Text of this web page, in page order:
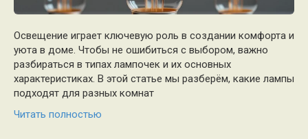
Освещение играет ключевую роль в создании комфорта и
уюта в доме. Чтобы не ошибиться с выбором, важно
разбираться в типах лампочек и их основных
характеристиках. В этой статье мы разберём, какие лампы
подходят для разных комнат
Читать полностью